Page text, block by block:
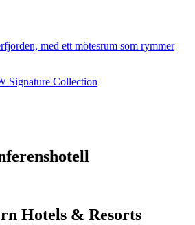
med ett mötesrum som rymmer
Signature Collection
Hotels & Resorts